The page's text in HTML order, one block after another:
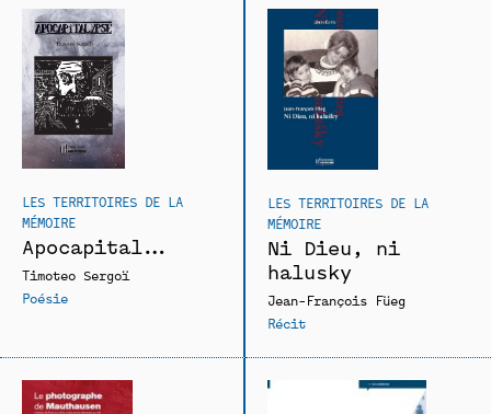
LES TERRITOIRES DE LA
MÉMOIRE
Apocapitalypse
Timoteo Sergoï
Poésie
LES TERRITOIRES DE LA
MÉMOIRE
Ni Dieu, ni
halusky
Jean-François Füeg
Récit